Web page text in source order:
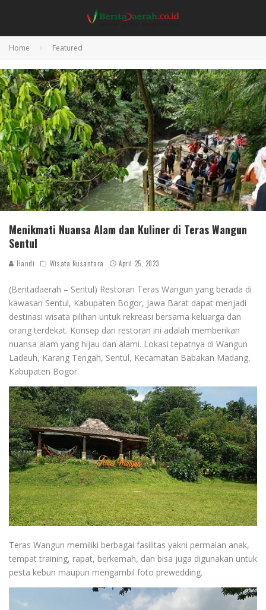
Home Featured
Menikmati Nuansa Alam dan Kuliner di Teras Wangun
Sentul
Handi Wisata Nusantara April 25, 2023
(Beritadaerah – Sentul) Restoran Teras Wangun yang berada di
kawasan Sentul, Kabupaten Bogor, Jawa Barat dapat menjadi
destinasi wisata pilihan untuk rekreasi bersama keluarga dan
orang terdekat. Konsep dari restoran ini adalah memberikan
nuansa alam yang hijau dan alami. Lokasi tepatnya di Wangun
Ladeuh, Karang Tengah, Sentul, Kecamatan Babakan Madang,
Kabupaten Bogor.
Teras Wangun memiliki berbagai fasilitas yakni permaian anak,
tempat training, rapat, berkemah, dan bisa juga digunakan untuk
pesta kebun maupun mengambil foto prewedding.